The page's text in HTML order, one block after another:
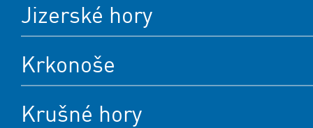
Jizerské hory
Krkonoše
Krušné hory